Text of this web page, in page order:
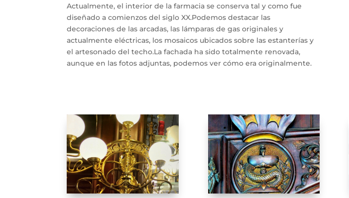
Actualmente, el interior de la farmacia se conserva tal y como fue
diseñado a comienzos del siglo XX.Podemos destacar las
decoraciones de las arcadas, las lámparas de gas originales y
actualmente eléctricas, los mosaicos ubicados sobre las estanterías y
el artesonado del techo.La fachada ha sido totalmente renovada,
aunque en las fotos adjuntas, podemos ver cómo era originalmente.